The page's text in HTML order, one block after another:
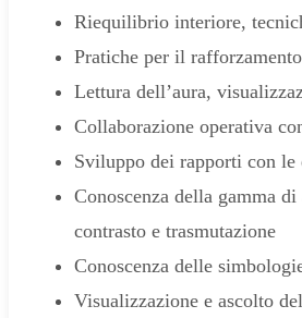
Riequilibrio interiore,
Pratiche per il
Lettura dell’aura,
Collaborazione operativa
Sviluppo dei rapporti con le
Conoscenza della gamma
contrasto e trasmutazione
Conoscenza delle
Visualizzazione e ascolto